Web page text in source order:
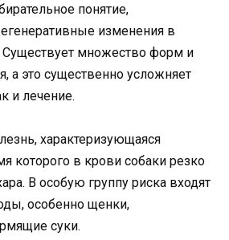
понятие,
изменения в
множество форм и
а это существенно усложняет
и лечение.
характеризующаяся
которого в крови собаки резко
В особую группу риска входят
особенно щенки,
суки.